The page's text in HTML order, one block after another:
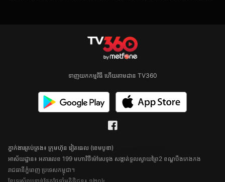
ទាញយកកម្មវិធី ហើយតាមដាន TV360
ភ្នាក់ងារគ្រប់គ្រង៖ ក្រុមហ៊ុន វៀតធេល (ខេមបូឌា)
អាស័យដ្ឋាន៖ អគារលេខ 199 មហាវិថីម៉ៅសេទុង សង្កាត់ទួលស្វាយព្រៃ2 ខណ្ឌបឹងកេងកង
រាជធានីភ្នំពេញ ប្រទេសកម្ពុជា។